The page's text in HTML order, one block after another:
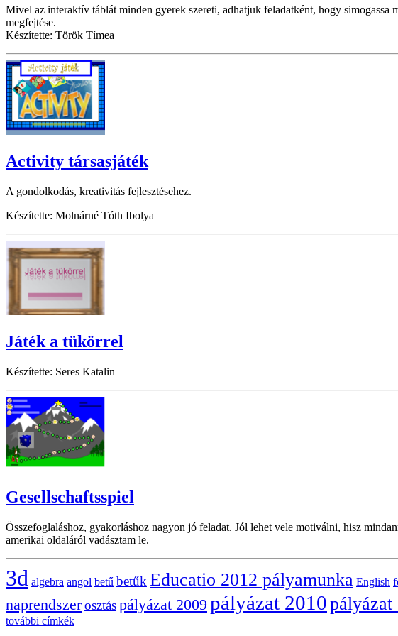
Mivel az interaktív táblát minden gyerek szereti, adhatjuk feladatként, hogy simogassa
megfejtése.
Készítette: Török Tímea
Activity társasjáték
A gondolkodás, kreativitás fejlesztésehez.
Készítette: Molnárné Tóth Ibolya
Játék a tükörrel
Készítette: Seres Katalin
Gesellschaftsspiel
Összefoglaláshoz, gyakorláshoz nagyon jó feladat. Jól lehet vele motiválni, hisz
amerikai oldaláról vadásztam le.
3d algebra angol betű betűkEducatio 2012 pályamunka English
naprendszerosztáspályázat 2009 pályázat 2010pályázat
további címkék